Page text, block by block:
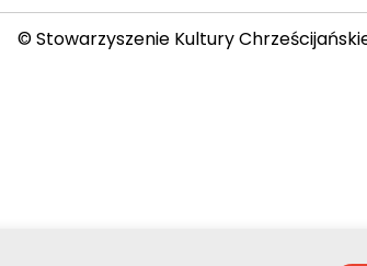
© Stowarzyszenie Kultury